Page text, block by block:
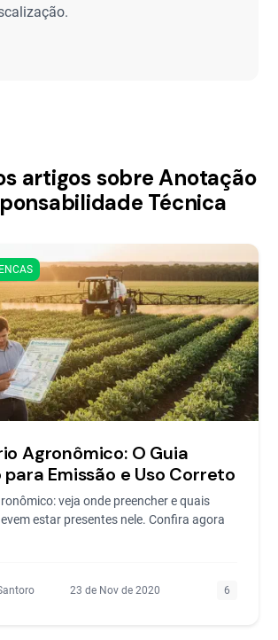
artigos sobre Anotação
Técnica
Agronômico: O Guia
Emissão e Uso Correto
veja onde preencher e quais
estar presentes nele. Confira agora
23 de Nov de 2020 6